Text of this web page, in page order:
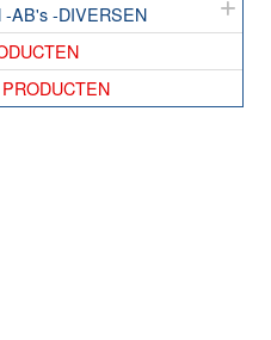
-AB's -DIVERSEN